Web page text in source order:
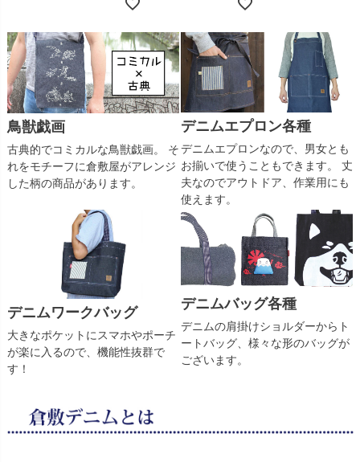
鳥獣戯画
古典的でコミカルな鳥獣戯画。 そ
れをモチーフに倉敷屋がアレンジ
した柄の商品があります。
デニムエプロン各種
デニムエプロンなので、男女とも
お揃いで使うこともできます。 丈
夫なのでアウトドア、作業用にも
使えます。
デニムワークバッグ
大きなポケットにスマホやポーチ
が楽に入るので、機能性抜群で
す！
デニムバッグ各種
デニムの肩掛けショルダーからト
ートバッグ、様々な形のバッグが
ございます。